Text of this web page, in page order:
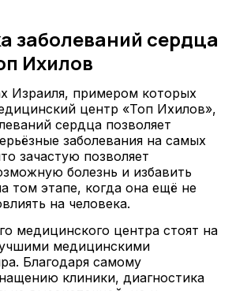
заболеваний сердца
Ихилов
Израиля, примером которых
центр «Топ Ихилов»,
сердца позволяет
заболевания на самых
зачастую позволяет
болезнь и избавить
том этапе, когда она ещё не
на человека.
медицинского центра стоят на
медицинскими
Благодаря самому
клиники, диагностика